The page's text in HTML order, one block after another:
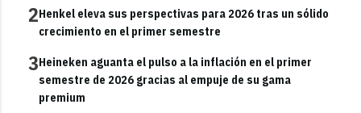
2Henkel eleva sus perspectivas para 2026 tras un sólido
crecimiento en el primer semestre
3Heineken aguanta el pulso a la inflación en el primer
semestre de 2026 gracias al empuje de su gama
premium